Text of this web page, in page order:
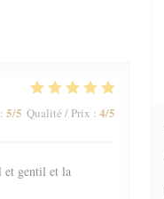
: 5/5 Qualité / Prix : 4/5
et gentil et la